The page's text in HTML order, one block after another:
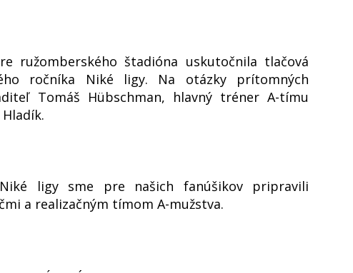
ružomberského štadióna uskutočnila tlačová
ročníka Niké ligy. Na otázky prítomných
Tomáš Hübschman, hlavný tréner A-tímu
ligy sme pre našich fanúšikov pripravili
a realizačným tímom A-mužstva.